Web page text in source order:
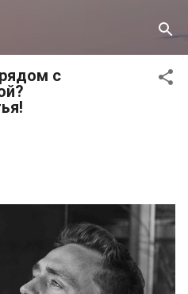
content
с